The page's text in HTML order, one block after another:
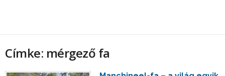
Címke: mérgező fa